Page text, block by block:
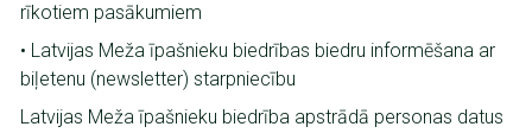
rīkotiem pasākumiem
• Latvijas Meža īpašnieku biedrības biedru informēšana ar
biļetenu (newsletter) starpniecību
Latvijas Meža īpašnieku biedrība apstrādā personas datus